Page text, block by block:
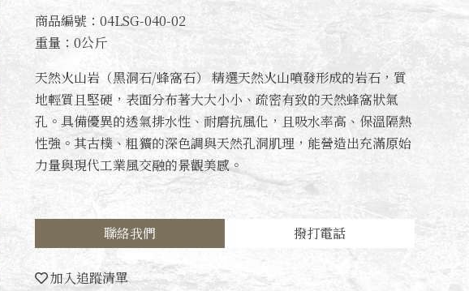
商品編號：04LSG-040-02
重量：0公斤
天然火山岩（黑洞石/蜂窩石） 精選天然火山噴發形成的岩石，質
地輕質且堅硬，表面分布著大大小小、疏密有致的天然蜂窩狀氣
孔。具備優異的透氣排水性、耐磨抗風化，且吸水率高、保溫隔熱
性強。其古樸、粗獷的深色調與天然孔洞肌理，能營造出充滿原始
力量與現代工業風交融的景觀美感。
聯絡我們 撥打電話
加入追蹤清單